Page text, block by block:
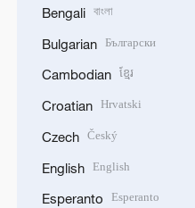
Bengali বাংলা
Bulgarian Български
Cambodian ខ្មែរ
Croatian Hrvatski
Czech Český
English English
Esperanto Esperanto